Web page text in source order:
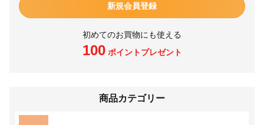
新規会員登録
初めてのお買物にも使える
100ポイントプレゼント
商品カテゴリー